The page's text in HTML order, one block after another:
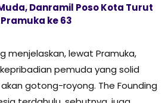
Danramil Poso Kota Turut
ke 63
menjelaskan, lewat Pramuka,
pemuda yang solid
gotong-royong. The Founding